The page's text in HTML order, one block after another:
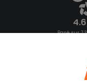
Basé sur 7